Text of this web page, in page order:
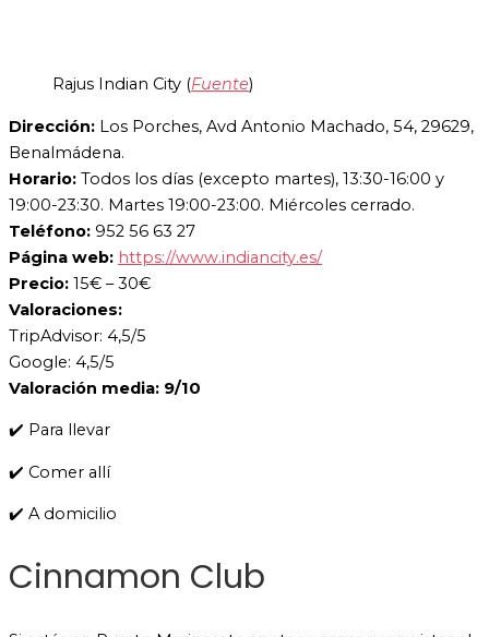
Rajus Indian City (Fuente)
Dirección: Los Porches, Avd Antonio Machado, 54, 29629,
Benalmádena.
Horario: Todos los días (excepto martes), 13:30-16:00 y
19:00-23:30. Martes 19:00-23:00. Miércoles cerrado.
Teléfono: 952 56 63 27
Página web: https://www.indiancity.es/
Precio: 15€ – 30€
Valoraciones:
TripAdvisor: 4,5/5
Google: 4,5/5
Valoración media: 9/10
✔️ Para llevar
✔️ Comer allí
✔️ A domicilio
Cinnamon Club